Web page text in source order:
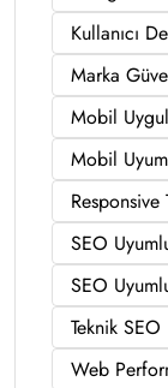
Kullanıcı
Marka
Mobil
Mobil
Responsive
SEO
SEO
Teknik SEO
Web